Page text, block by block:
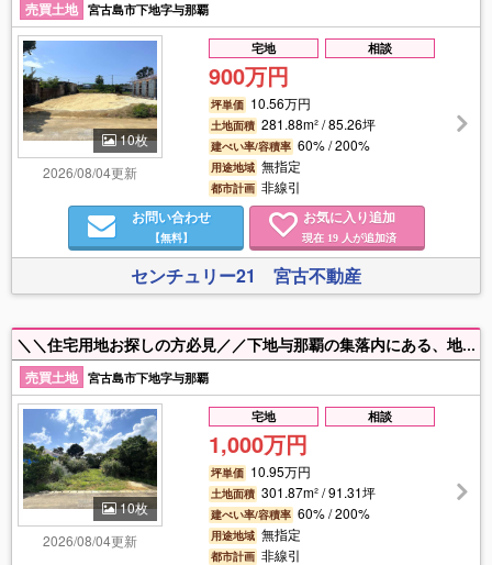
売買土地 宮古島市下地字与那覇
10枚
2026/08/04更新
宅地 相談
900万円
坪単価 10.56万円
土地面積 281.88m² / 85.26坪
建ぺい率/容積率 60% / 200%
用途地域 無指定
都市計画 非線引
お問い合わせ
【無料】
お気に入り追加
現在 19人が追加済
センチュリー21 宮古不動産
＼＼住宅用地お探しの方必見／／下地与那覇の集落内にある、地目「宅地」の物件です。 与那覇前浜ビーチまで車で4分、Aコープ下地店まで車で3分の場所にあり、落ち着いた雰囲気の場所でありながら、普段のお買い物にも便利な立地です。
売買土地 宮古島市下地字与那覇
10枚
2026/08/04更新
宅地 相談
1,000万円
坪単価 10.95万円
土地面積 301.87m² / 91.31坪
建ぺい率/容積率 60% / 200%
用途地域 無指定
都市計画 非線引